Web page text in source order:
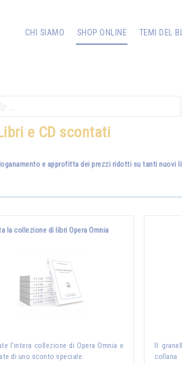
CHI SIAMO SHOP ONLINE TEMI DEL
e CD scontati
e approfitta dei prezzi ridotti su tanti nuovi
la collezione di libri Opera Omnia
l'intera collezione di Opera Omnia e
di uno sconto speciale.
Il
collana